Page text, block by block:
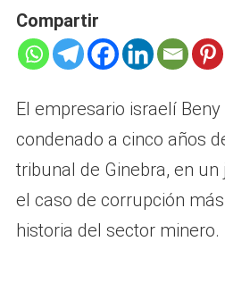
Compartir
El empresario israelí
condenado a cinco años
tribunal de Ginebra, en
el caso de corrupción
historia del sector minero.